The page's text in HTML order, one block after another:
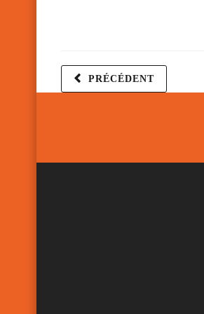
PRÉCÉDENT